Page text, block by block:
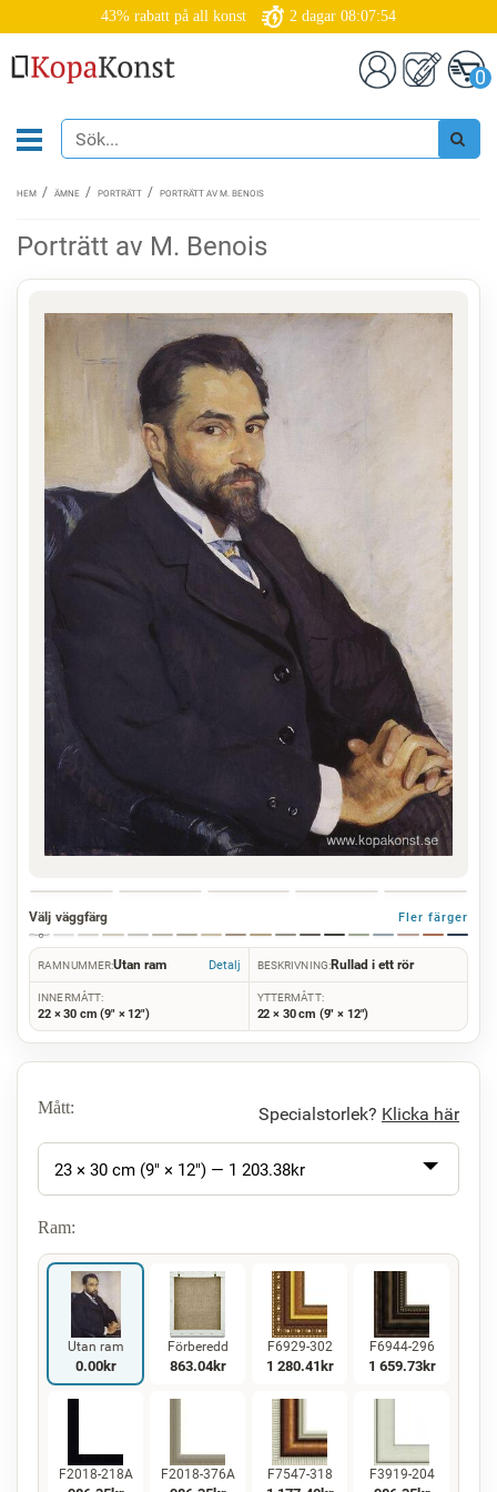
43% rabatt på all konst 2 dagar 08:07:53
0
HEM ÄMNE PORTRÄTT PORTRÄTT AV M. BENOIS
Porträtt av M. Benois
Välj väggfärg Fler färger
RAMNUMMER:Utan ram Detalj BESKRIVNING:Rullad i ett rör
INNERMÅTT:
22 × 30 cm (9" × 12")
YTTERMÅTT:
22 × 30 cm (9" × 12")
Mått: Specialstorlek? Klicka här
23 × 30 cm (9" × 12") — 1 203.38kr
Ram:
Utan ram
0.00kr
Förberedd
863.04kr
F6929-302
1 280.41 kr
F6944-296
1 659.73kr
F2018-218A F2018-376A F7547-318 F3919-204